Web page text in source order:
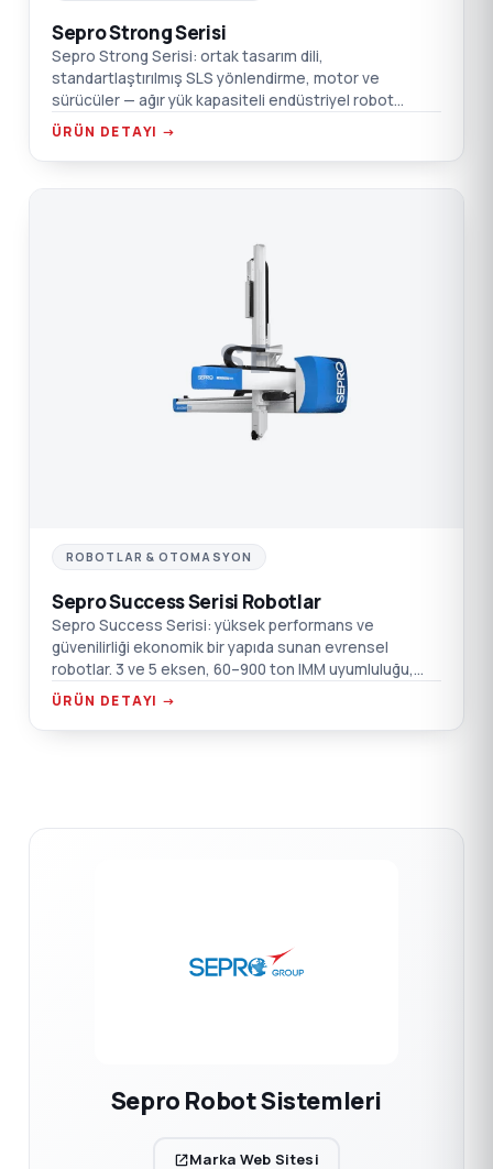
Sepro Strong Serisi
Sepro Strong Serisi: ortak tasarım dili,
standartlaştırılmış SLS yönlendirme, motor ve
sürücüler — ağır yük kapasiteli endüstriyel robot
platformu. PLC entegrasyonu, 1000 uygulama
ÜRÜN DETAYI →
SE
ROBOTLAR & OTOMASYON
Sepro Success Serisi Robotlar
Sepro Success Serisi: yüksek performans ve
güvenilirliği ekonomik bir yapıda sunan evrensel
robotlar. 3 ve 5 eksen, 60–900 ton IMM uyumluluğu,
Touch 2 kontrol.
ÜRÜN DETAYI →
Sepro Robot Sistemleri
Marka Web Sitesi